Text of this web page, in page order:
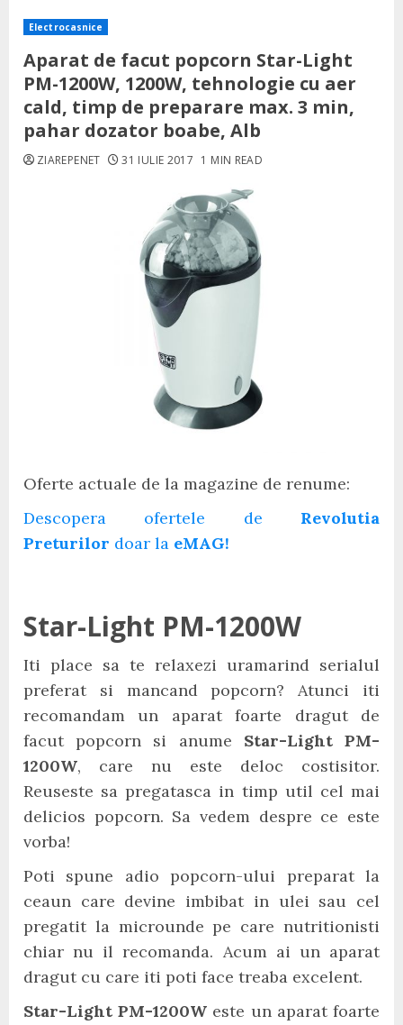
Electrocasnice
Aparat de facut popcorn Star-Light
PM-1200W, 1200W, tehnologie cu aer
cald, timp de preparare max. 3 min,
pahar dozator boabe, Alb
ZIAREPENET 31 IULIE 2017 1 MIN READ
Oferte actuale de la magazine de renume:
Descopera ofertele de Revolutia
Preturilor doar la eMAG!
Star-Light PM-1200W
Iti place sa te relaxezi uramarind serialul
preferat si mancand popcorn? Atunci iti
recomandam un aparat foarte dragut de
facut popcorn si anume Star-Light PM-
1200W, care nu este deloc costisitor.
Reuseste sa pregatasca in timp util cel mai
delicios popcorn. Sa vedem despre ce este
vorba!
Poti spune adio popcorn-ului preparat la
ceaun care devine imbibat in ulei sau cel
pregatit la microunde pe care nutritionisti
chiar nu il recomanda. Acum ai un aparat
dragut cu care iti poti face treaba excelent.
Star-Light PM-1200W este un aparat foarte